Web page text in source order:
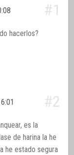
#1
hacerlos?
#2
es la
de harina la he
he estado segura